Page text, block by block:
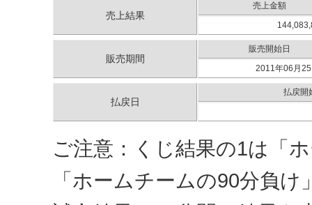
売上結果
売上金額
販売期間
販売開始日
2011年06月
払戻日
払戻開
ご注意：くじ結果の1は「
「ホームチームの90分負